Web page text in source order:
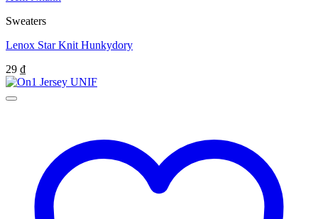
Sweaters
Lenox Star Knit Hunkydory
29 ₫